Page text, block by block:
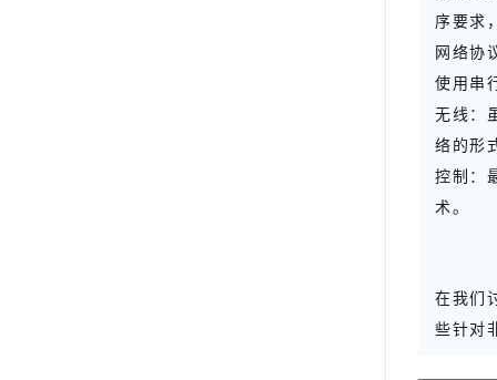
序要求
网络协
使用串
无线：
络的形
控制：
术。
在我们
些针对